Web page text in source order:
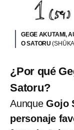
GEGE AKUTAMI,
O SATORU
¿Por qué
Satoru?
AunqueGojo
personaje